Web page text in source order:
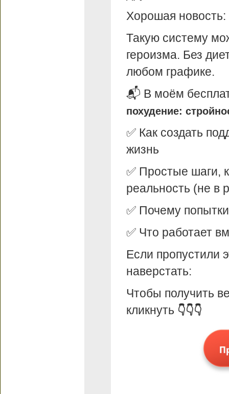
Хорошая
Такую систему
героизма. Без
любом графике.
📬 В моём
похудение:
✅ Как создать
жизнь
✅ Простые шаги,
реальность (не в
✅ Почему
✅ Что работает
Если пропустили
наверстать:
Чтобы получить
кликнуть 👇👇👇